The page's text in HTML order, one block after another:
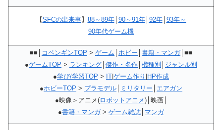
【SFCの出来事】 88～89年│ 90～91年│ 92年│ 93年～
90年代ゲーム機
■■│ コペンギンTOP > ゲーム ホビー 書籍・マンガ│■■
●ゲームTOP > ランキング 傑作・名作 機種別
ジャンル別
●学び/学習TOP > IT ゲーム作り HP作成
●ホビーTOP > プラモデル ミリタリー
エアガン
●映像＞アニメ(ロボットアニメ)│映画│
●書籍・マンガ> ゲーム雑誌 マンガ